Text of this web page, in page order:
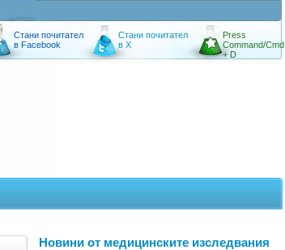
Стани почитател
в Facebook
Стани почитател
в X
Press
Command/Cmd
+ D
Новини от медицинските изследвания